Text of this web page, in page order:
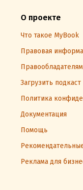
О проекте
Что такое MyBook
Правовая
Правообладателям
Загрузить
Политика
Документация
Помощь
Реклама для